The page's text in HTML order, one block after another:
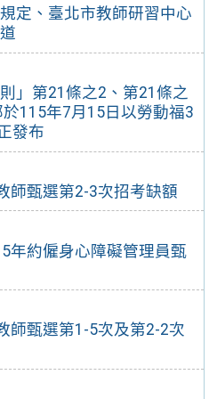
定、臺北市教師研習中心
」第21條之2、第21條之
115年7月15日以勞動福3
發布
師甄選第2-3次招考缺額
年約僱身心障礙管理員甄
師甄選第1-5次及第2-2次